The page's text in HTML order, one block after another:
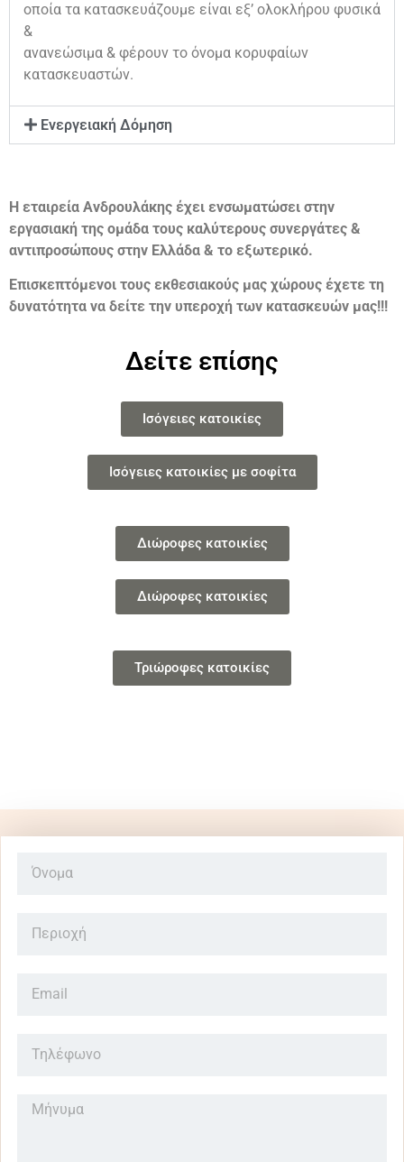
οποία τα κατασκευάζουμε είναι εξ’ ολοκλήρου φυσικά
&
ανανεώσιμα & φέρουν το όνομα κορυφαίων
κατασκευαστών.
Ενεργειακή Δόμηση
Η εταιρεία Ανδρουλάκης έχει ενσωματώσει στην
εργασιακή της ομάδα τους καλύτερους συνεργάτες &
αντιπροσώπους στην Ελλάδα & το εξωτερικό.
Επισκεπτόμενοι τους εκθεσιακούς μας χώρους έχετε τη
δυνατότητα να δείτε την υπεροχή των κατασκευών μας!!!
Δείτε επίσης
Ισόγειες κατοικίες
Ισόγειες κατοικίες με σοφίτα
Διώροφες κατοικίες
Διώροφες κατοικίες
Τριώροφες κατοικίες